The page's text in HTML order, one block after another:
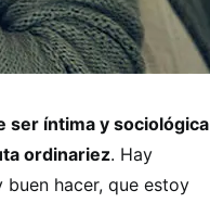
ser íntima y sociológica
ordinariez. Hay
buen hacer, que estoy